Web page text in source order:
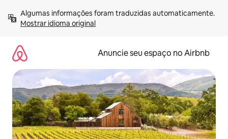
para
Mostrar idioma original
Anuncie seu espaço no Airbnb